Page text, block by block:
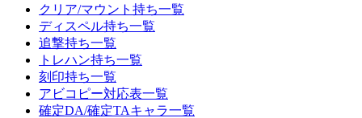
クリア/マウント持ち一覧
ディスペル持ち一覧
追撃持ち一覧
トレハン持ち一覧
刻印持ち一覧
アビコピー対応表一覧
確定DA/確定TAキャラ一覧